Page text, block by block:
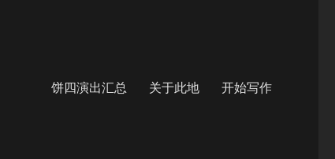
饼四演出汇总 关于此地 开始写作